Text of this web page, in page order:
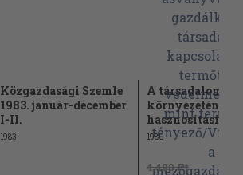
Közgazdasági Szemle
1983. január-december
I-II.
1983
A társadalom
környezetének
hasznosítási...
1980
4.480 Ft